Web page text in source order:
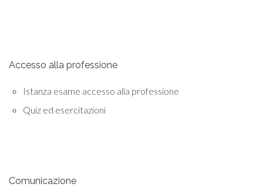
Accesso alla professione
Istanza esame accesso alla professione
Quiz ed esercitazioni
Comunicazione